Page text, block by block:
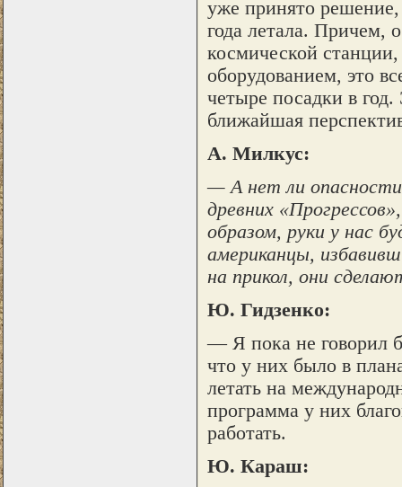
уже принято
года летала. Причем,
космической
оборудованием, это
четыре посадки в
ближайшая
А. Милкус:
— А нет ли
древних
образом, руки у нас
американцы,
на прикол, они
Ю. Гидзенко:
— Я пока не говорил
что у них было в
летать на
программа у них
работать.
Ю. Караш: